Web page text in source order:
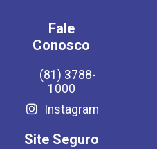
Fale
Conosco
(81) 3788-
1000
Instagram
Site Seguro